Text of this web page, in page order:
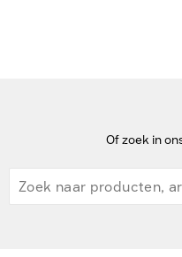
Of zoek in